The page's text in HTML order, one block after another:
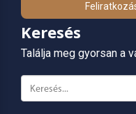
Keresés
Találja meg gyorsan a